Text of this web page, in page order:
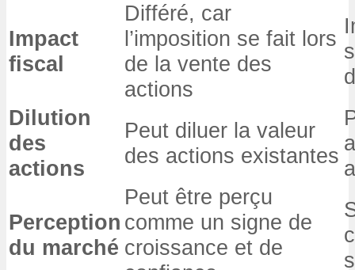
Impact
fiscal
Différé, car
l’imposition se fait lors
de la vente des
actions
Dilution
des
actions
Peut diluer la valeur
des actions existantes
Perception
du marché
Peut être perçu
comme un signe de
croissance et de